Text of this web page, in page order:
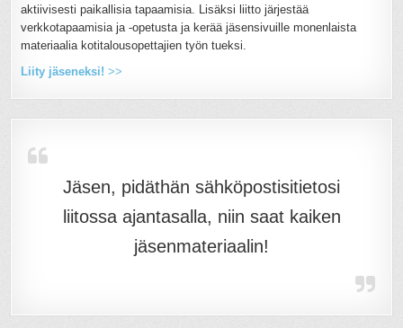
aktiivisesti paikallisia tapaamisia. Lisäksi liitto järjestää
verkkotapaamisia ja -opetusta ja kerää jäsensivuille monenlaista
materiaalia kotitalousopettajien työn tueksi.
Liity jäseneksi! >>
Jäsen, pidäthän sähköpostisitietosi
liitossa ajantasalla, niin saat kaiken
jäsenmateriaalin!